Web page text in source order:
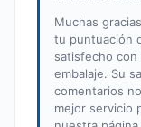
Muchas
tu puntuación
satisfecho con
embalaje. Su
comentarios
mejor servicio